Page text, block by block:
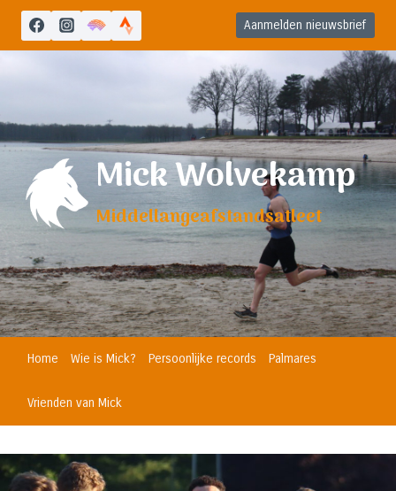
Doorgaan
naar
Aanmelden nieuwsbrief
Mick Wolvekamp
Middellangeafstandsatleet
Home Wie is Mick? Persoonlijke records Palmares
Vrienden van Mick